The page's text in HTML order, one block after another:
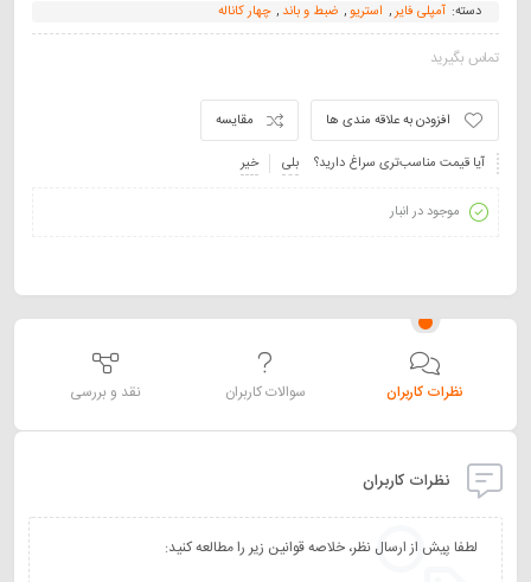
دسته: آمپلی فایر, استریو, ضبط و باند , چهار کاناله
تماس بگیرید
مقایسه
افزودن به علاقه مندی ها
آیا قیمت مناسب‌تری سراغ دارید؟
بلی خیر
موجود در انبار
نظرات کاربران سوالات کاربران نقد و بررسی
نظرات کاربران